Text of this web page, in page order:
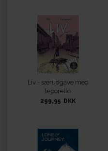
Liv - særudgave med
leporello
299,95 DKK